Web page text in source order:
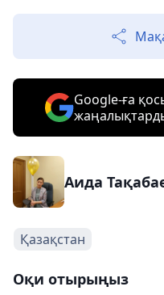
Google-ға
Аида
Қазақстан
Оқи отырыңыз